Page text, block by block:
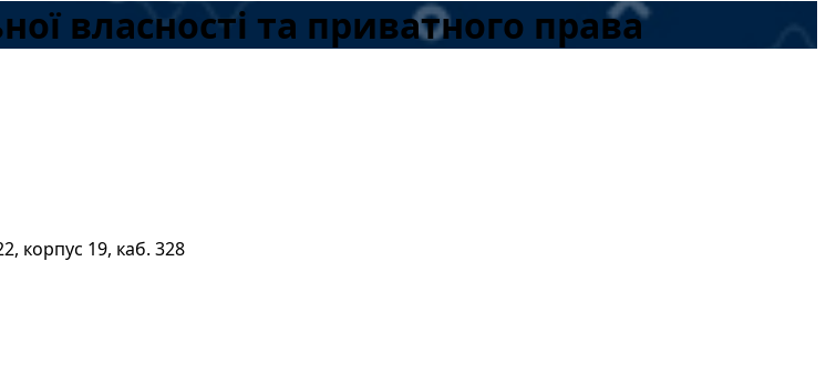
власності та приватного права
корпус 19, каб. 328